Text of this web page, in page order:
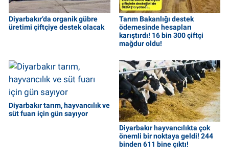
Diyarbakır’da organik gübre
üretimi çiftçiye destek olacak
Tarım Bakanlığı destek
ödemesinde hesapları
karıştırdı! 16 bin 300 çiftçi
mağdur oldu!
Diyarbakır tarım, hayvancılık ve
süt fuarı için gün sayıyor
Diyarbakır hayvancılıkta çok
önemli bir noktaya geldi! 244
binden 611 bine çıktı!